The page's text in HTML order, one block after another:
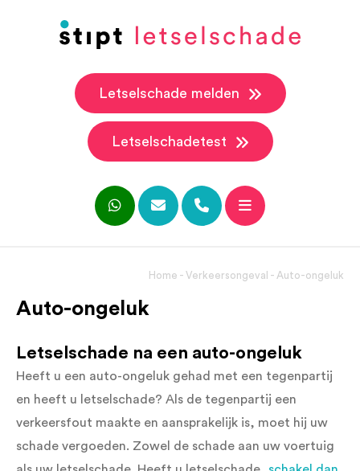
Letselschade melden
Letselschadetest
Home - Verkeersongeval - Auto-ongeluk
Auto-ongeluk
Letselschade na een auto-ongeluk
Heeft u een auto-ongeluk gehad met een tegenpartij
en heeft u letselschade? Als de tegenpartij een
verkeersfout maakte en aansprakelijk is, moet hij uw
schade vergoeden. Zowel de schade aan uw voertuig